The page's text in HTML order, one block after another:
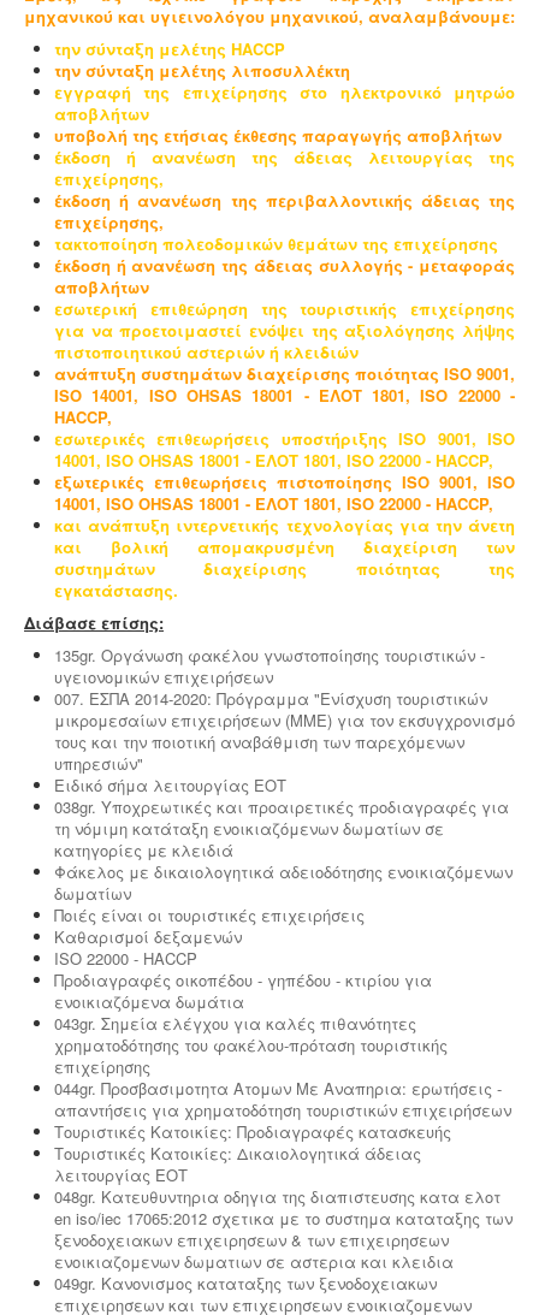
μηχανικού και υγιεινολόγου μηχανικού, αναλαμβάνουμε:
την σύνταξη μελέτης HACCP
την σύνταξη μελέτης λιποσυλλέκτη
εγγραφή της επιχείρησης στο ηλεκτρονικό μητρώο
αποβλήτων
υποβολή της ετήσιας έκθεσης παραγωγής αποβλήτων
έκδοση ή ανανέωση της άδειας λειτουργίας της
επιχείρησης,
έκδοση ή ανανέωση της περιβαλλοντικής άδειας της
επιχείρησης,
τακτοποίηση πολεοδομικών θεμάτων της επιχείρησης
έκδοση ή ανανέωση της άδειας συλλογής - μεταφοράς
αποβλήτων
εσωτερική επιθεώρηση της τουριστικής επιχείρησης
για να προετοιμαστεί ενόψει της αξιολόγησης λήψης
πιστοποιητικού αστεριών ή κλειδιών
ανάπτυξη συστημάτων διαχείρισης ποιότητας ISO 9001,
ISO 14001, ISO OHSAS 18001 - ΕΛΟΤ 1801, ISO 22000 -
HACCP,
εσωτερικές επιθεωρήσεις υποστήριξης ISO 9001, ISO
14001, ISO OHSAS 18001 - ΕΛΟΤ 1801, ISO 22000 - HACCP,
εξωτερικές επιθεωρήσεις πιστοποίησης ISO 9001, ISO
14001, ISO OHSAS 18001 - ΕΛΟΤ 1801, ISO 22000 - HACCP,
και ανάπτυξη ιντερνετικής τεχνολογίας για την άνετη
και βολική απομακρυσμένη διαχείριση των
συστημάτων διαχείρισης ποιότητας της
εγκατάστασης.
Διάβασε επίσης:
135gr. Οργάνωση φακέλου γνωστοποίησης τουριστικών -
υγειονομικών επιχειρήσεων
007. ΕΣΠΑ 2014-2020: Πρόγραμμα "Ενίσχυση τουριστικών
μικρομεσαίων επιχειρήσεων (ΜΜΕ) για τον εκσυγχρονισμό
τους και την ποιοτική αναβάθμιση των παρεχόμενων
υπηρεσιών"
Ειδικό σήμα λειτουργίας ΕΟΤ
038gr. Υποχρεωτικές και προαιρετικές προδιαγραφές για
τη νόμιμη κατάταξη ενοικιαζόμενων δωματίων σε
κατηγορίες με κλειδιά
Φάκελος με δικαιολογητικά αδειοδότησης ενοικιαζόμενων
δωματίων
Ποιές είναι οι τουριστικές επιχειρήσεις
Καθαρισμοί δεξαμενών
ISO 22000 - HACCP
Προδιαγραφές οικοπέδου - γηπέδου - κτιρίου για
ενοικιαζόμενα δωμάτια
043gr. Σημεία ελέγχου για καλές πιθανότητες
χρηματοδότησης του φακέλου-πρόταση τουριστικής
επιχείρησης
044gr. Προσβασιμοτητα Ατομων Με Αναπηρια: ερωτήσεις -
απαντήσεις για χρηματοδότηση τουριστικών επιχειρήσεων
Τουριστικές Κατοικίες: Προδιαγραφές κατασκευής
Τουριστικές Κατοικίες: Δικαιολογητικά άδειας
λειτουργίας ΕΟΤ
048gr. Κατευθυντηρια οδηγια της διαπιστευσης κατα ελοτ
en iso/iec 17065:2012 σχετικα με το συστημα καταταξης των
ξενοδοχειακων επιχειρησεων & των επιχειρησεων
ενοικιαζομενων δωματιων σε αστερια και κλειδια
049gr. Κανονισμος καταταξης των ξενοδοχειακων
επιχειρησεων και των επιχειρησεων ενοικιαζομενων